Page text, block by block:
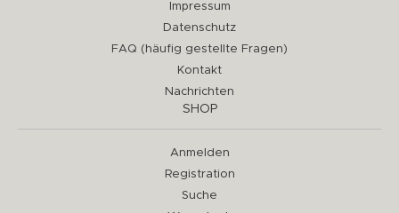
Impressum
Datenschutz
FAQ (häufig gestellte Fragen)
Kontakt
Nachrichten
SHOP
Anmelden
Registration
Suche